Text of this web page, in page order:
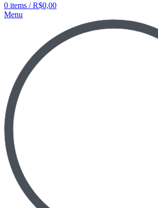
0 items / R$0,00
Menu